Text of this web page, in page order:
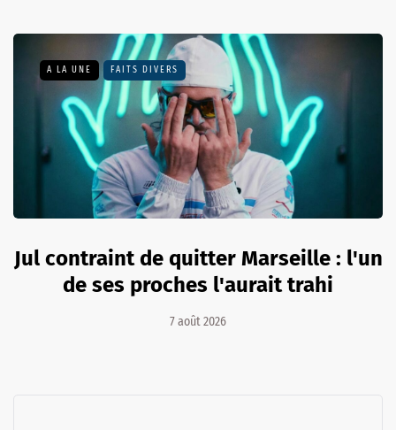
A LA UNE FAITS DIVERS
Jul contraint de quitter Marseille : l'un
de ses proches l'aurait trahi
7 août 2026